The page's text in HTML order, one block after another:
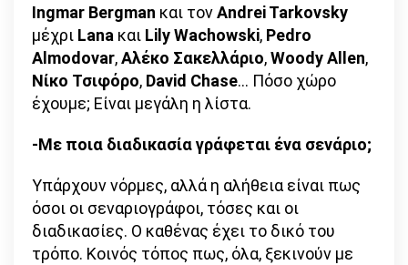
Ingmar Bergman και τονAndreiTarkovsky
μέχρι Lana και LilyWachowski, Pedro
Almodovar,Αλέκο Σακελλάριο,WoodyAllen,
Νίκο Τσιφόρο, David Chase… Πόσο χώρο
έχουμε; Είναι μεγάλη η λίστα.
-Με ποια διαδικασία γράφεται ένα σενάριο;
Υπάρχουν νόρμες, αλλά η αλήθεια είναι πως
όσοι οι σεναριογράφοι, τόσες και οι
διαδικασίες. Ο καθένας έχει το δικό του
τρόπο. Κοινός τόπος πως, όλα, ξεκινούν με